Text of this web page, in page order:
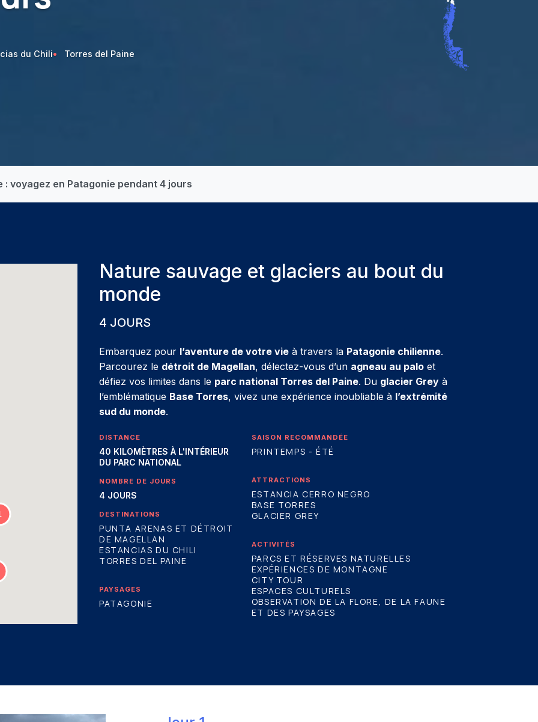
du Chili Torres del Paine
: voyagez en Patagonie pendant 4 jours
Nature sauvage et glaciers au bout du
monde
4 JOURS
Embarquez pour l’aventure de votre vie à travers la Patagonie chilienne.
Parcourez le détroit de Magellan, délectez-vous d’un agneau au palo et
défiez vos limites dans le parc national Torres del Paine. Du glacier Grey à
l’emblématique Base Torres, vivez une expérience inoubliable à l’extrémité
sud du monde.
DISTANCE
40 KILOMÈTRES À L'INTÉRIEUR
DU PARC NATIONAL
NOMBRE DE JOURS
4 JOURS
DESTINATIONS
PUNTA ARENAS ET DÉTROIT
DE MAGELLAN
ESTANCIAS DU CHILI
TORRES DEL PAINE
PAYSAGES
PATAGONIE
SAISON RECOMMANDÉE
PRINTEMPS - ÉTÉ
ATTRACTIONS
ESTANCIA CERRO NEGRO
BASE TORRES
GLACIER GREY
ACTIVITÉS
PARCS ET RÉSERVES NATURELLES
EXPÉRIENCES DE MONTAGNE
CITY TOUR
ESPACES CULTURELS
OBSERVATION DE LA FLORE, DE LA FAUNE
ET DES PAYSAGES